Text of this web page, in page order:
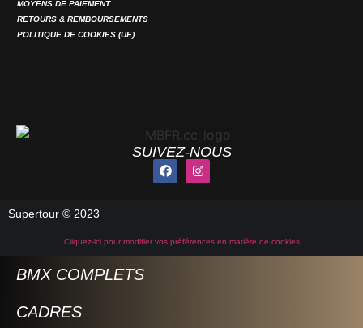
MOYENS DE PAIEMENT
RETOURS & REMBOURSEMENTS
POLITIQUE DE COOKIES (UE)
SUIVEZ-NOUS
Supertour © 2023
Cliquez-ici pour modifier vos préférences en matière de cookies
BMX COMPLETS
CADRES